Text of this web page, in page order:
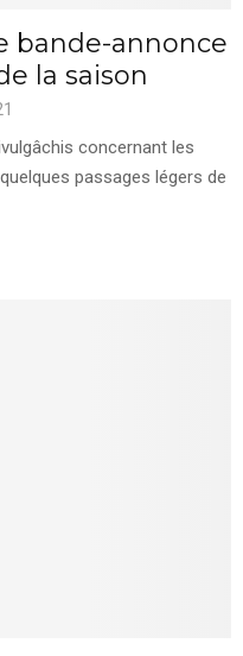
bande-annonce
la saison
concernant les
passages légers de